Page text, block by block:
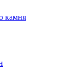
камня